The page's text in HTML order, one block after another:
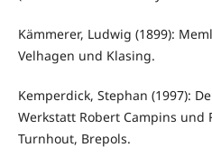
Kämmerer, Ludwig (1899):
Velhagen und Klasing.
Kemperdick, Stephan (1997):
Werkstatt Robert Campins und
Turnhout, Brepols.